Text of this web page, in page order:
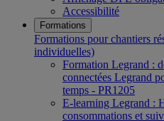
Accessibilité
Formations
Formations pour chantiers
individuelles)
Formation Legrand :
connectées Legrand
temps - PR1205
E-learning Legrand :
consommations et